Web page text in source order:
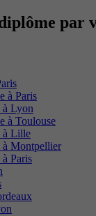
par
à Paris
à Lyon
à Toulouse
à Lille
à Montpellier
Paris